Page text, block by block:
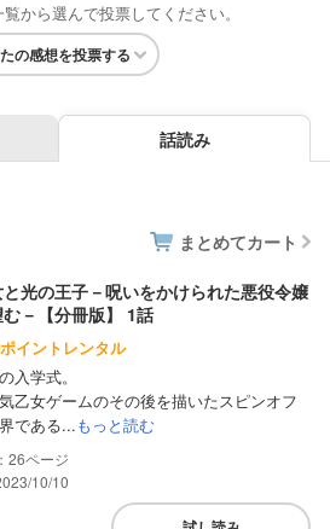
から選んで投票してください。
の感想を投票する
話読み
まとめてカート
光の王子－呪いをかけられた悪役令嬢
－【分冊版】 1話
イントレンタル
入学式。
乙女ゲームのその後を描いたスピンオフ
である...もっと読む
26
10/10